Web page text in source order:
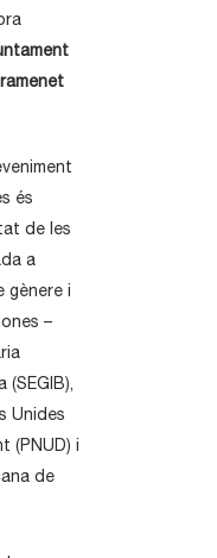
és
de les
a
gènere i
–
(SEGIB),
Unides
(PNUD) i
de